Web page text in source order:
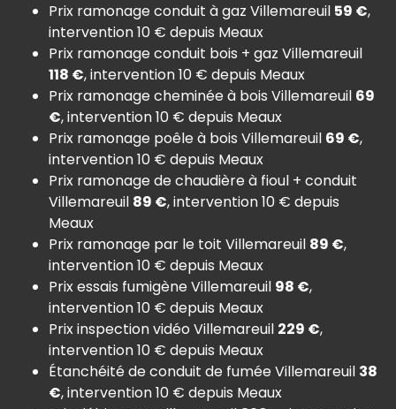
Prix ramonage conduit à gaz Villemareuil 59 €,
intervention 10 € depuis Meaux
Prix ramonage conduit bois + gaz Villemareuil
118 €, intervention 10 € depuis Meaux
Prix ramonage cheminée à bois Villemareuil 69
€, intervention 10 € depuis Meaux
Prix ramonage poêle à bois Villemareuil 69 €,
intervention 10 € depuis Meaux
Prix ramonage de chaudière à fioul + conduit
Villemareuil 89 €, intervention 10 € depuis
Meaux
Prix ramonage par le toit Villemareuil 89 €,
intervention 10 € depuis Meaux
Prix essais fumigène Villemareuil 98 €,
intervention 10 € depuis Meaux
Prix inspection vidéo Villemareuil 229 €,
intervention 10 € depuis Meaux
Étanchéité de conduit de fumée Villemareuil 38
€, intervention 10 € depuis Meaux